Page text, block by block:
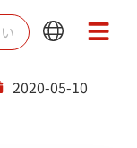
Main
Main
2020-05-10